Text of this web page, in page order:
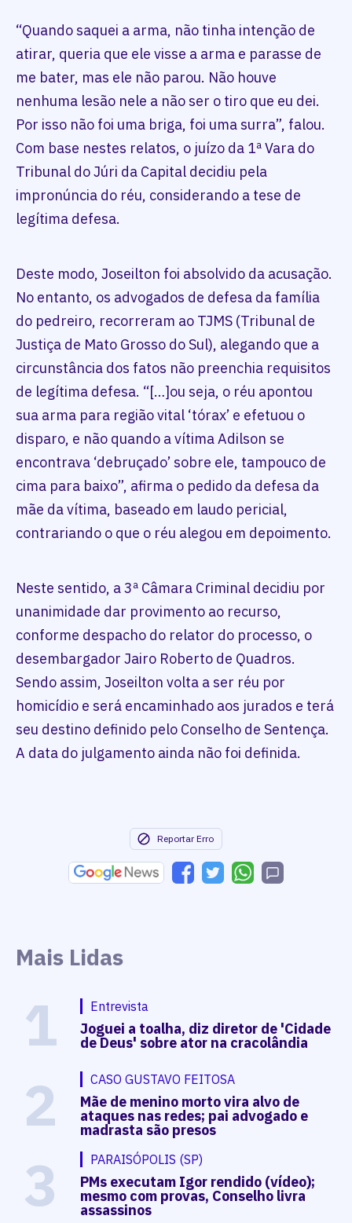
“Quando saquei a arma, não tinha intenção de
atirar, queria que ele visse a arma e parasse de
me bater, mas ele não parou. Não houve
nenhuma lesão nele a não ser o tiro que eu dei.
Por isso não foi uma briga, foi uma surra”, falou.
Com base nestes relatos, o juízo da 1ª Vara do
Tribunal do Júri da Capital decidiu pela
impronúncia do réu, considerando a tese de
legítima defesa.
Deste modo, Joseilton foi absolvido da acusação.
No entanto, os advogados de defesa da família
do pedreiro, recorreram ao TJMS (Tribunal de
Justiça de Mato Grosso do Sul), alegando que a
circunstância dos fatos não preenchia requisitos
de legítima defesa. “[…]ou seja, o réu apontou
sua arma para região vital ‘tórax’ e efetuou o
disparo, e não quando a vítima Adilson se
encontrava ‘debruçado’ sobre ele, tampouco de
cima para baixo”, afirma o pedido da defesa da
mãe da vítima, baseado em laudo pericial,
contrariando o que o réu alegou em depoimento.
Neste sentido, a 3ª Câmara Criminal decidiu por
unanimidade dar provimento ao recurso,
conforme despacho do relator do processo, o
desembargador Jairo Roberto de Quadros.
Sendo assim, Joseilton volta a ser réu por
homicídio e será encaminhado aos jurados e terá
seu destino definido pelo Conselho de Sentença.
A data do julgamento ainda não foi definida.
Reportar Erro
Mais Lidas
1 Entrevista
Joguei a toalha, diz diretor de 'Cidade
de Deus' sobre ator na cracolândia
2 CASO GUSTAVO FEITOSA
Mãe de menino morto vira alvo de
ataques nas redes; pai advogado e
madrasta são presos
3 PARAISÓPOLIS (SP)
PMs executam Igor rendido (vídeo);
mesmo com provas, Conselho livra
assassinos